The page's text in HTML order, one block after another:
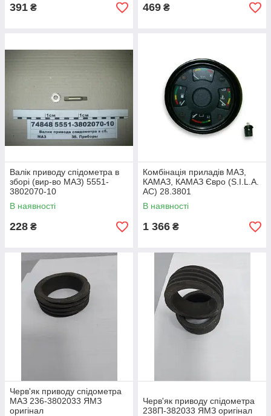
391 ₴ 469 ₴
Валік приводу спідометра в
зборі (вир-во МАЗ) 5551-
3802070-10
В наявності
228 ₴
Комбінація приладів МАЗ,
КАМАЗ, КАМАЗ Євро (S.I.L.A.
AC) 28.3801
В наявності
1 366 ₴
Черв'як приводу спідометра
МАЗ 236-3802033 ЯМЗ
оригінал
Черв'як приводу спідометра
238П-382033 ЯМЗ оригінал